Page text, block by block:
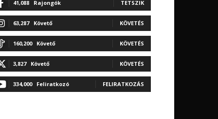
41,088 Rajongók TETSZIK
63,287 Követő KÖVETÉS
160,200 Követő KÖVETÉS
3,827 Követő KÖVETÉS
334,000 Feliratkozó FELIRATKOZÁS